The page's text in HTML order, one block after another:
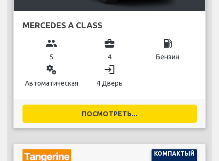
MERCEDES A CLASS
group
5
business_center
4
local_gas_station
Бензин
miscellaneous_services
Автоматическая
login
4 Дверь
ПОСМОТРЕТЬ...
КОМПАКТЫЙ